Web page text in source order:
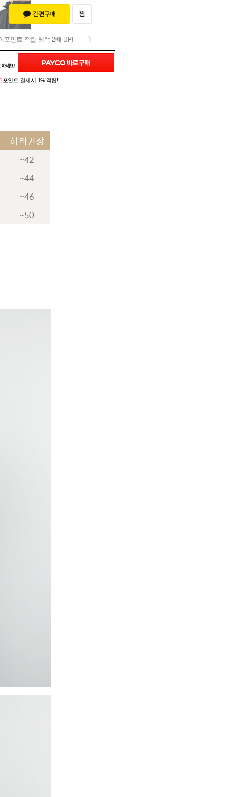
포인트 적립 혜택 2배 UP!
포인트 적립 혜택 2배 UP!
페이
포인트 결제시 1% 적립!
(0)
허리권장
~42
~44
~46
~50